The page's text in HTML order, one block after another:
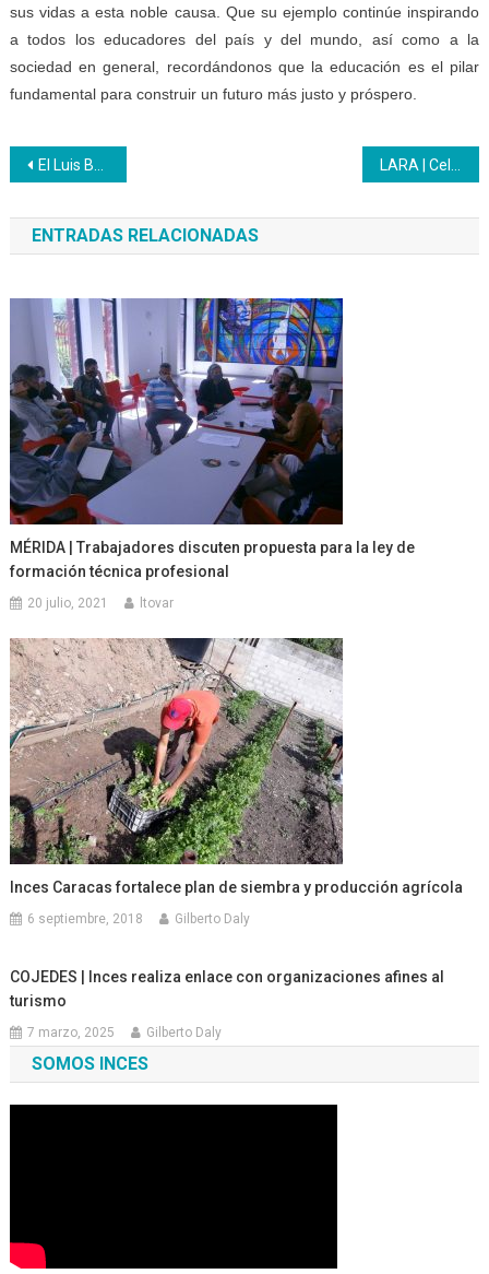
sus vidas a esta noble causa. Que su ejemplo continúe inspirando
a todos los educadores del país y del mundo, así como a la
sociedad en general, recordándonos que la educación es el pilar
fundamental para construir un futuro más justo y próspero.
Navegación
de
entradas
El Luis Beltrán que se niega a morir
ENTRADAS RELACIONADAS
MÉRIDA | Trabajadores discuten propuesta para la ley de
formación técnica profesional
20 julio, 2021 ltovar
Inces Caracas fortalece plan de siembra y producción agrícola
6 septiembre, 2018 Gilberto Daly
COJEDES | Inces realiza enlace con organizaciones afines al
turismo
7 marzo, 2025 Gilberto Daly
SOMOS INCES